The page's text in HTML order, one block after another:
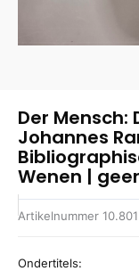
Der Mensch:
Johannes
Wenen |
Artikelnummer 10.801
Ondertitels: